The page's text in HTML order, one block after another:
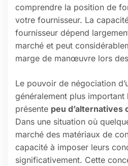
comprendre la position de
votre fournisseur. La
fournisseur dépend
marché et peut
marge de manœuvre lors
Le pouvoir de négociation
généralement plus important
présente peu
Dans une situation où
marché des matériaux de
capacité à imposer leurs
significativement. Cette